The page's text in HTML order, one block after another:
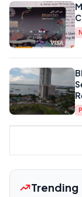
Trending